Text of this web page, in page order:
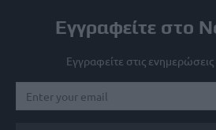
Εγγραφείτε στο
Εγγραφείτε στις